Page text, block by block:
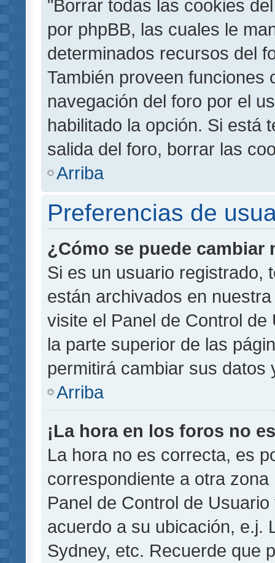
"Borrar todas las cookies
por phpBB, las cuales le
determinados recursos del
También proveen funciones
navegación del foro por el
habilitado la opción. Si está
salida del foro, borrar las
Arriba
Preferencias de
¿Cómo se puede
Si es un usuario registrado,
están archivados en
visite el Panel de Control
la parte superior de las
permitirá cambiar sus datos
Arriba
¡La hora en los foros no
La hora no es correcta, es
correspondiente a otra
Panel de Control de
acuerdo a su ubicación, e.j.
Sydney, etc. Recuerde que